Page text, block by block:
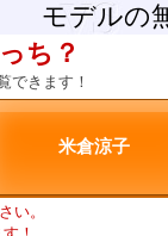
モデルの
ち？
できます！
い。